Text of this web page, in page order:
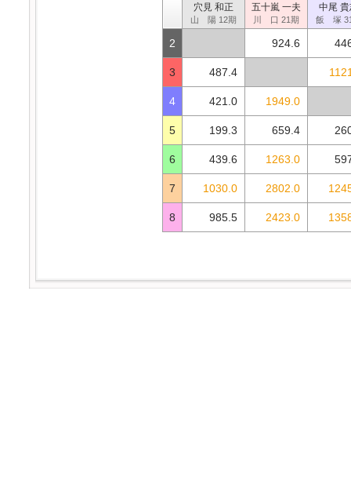
穴見 和正
山 陽 12期
五十嵐 一夫
川 口 21期
中尾 貴
飯 塚
2 924.6
3 487.4
4 421.0 1949.0
5 199.3 659.4
6 439.6 1263.0
7 1030.0 2802.0
8 985.5 2423.0